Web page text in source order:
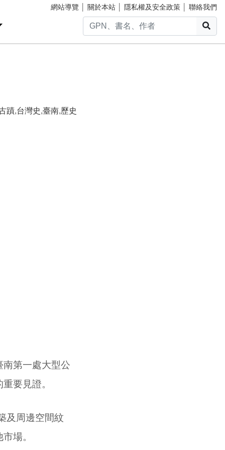
網站導覽 關於本站 隱私權及安全政策 聯絡我們
蹟,台灣史,臺南,歷史
第一處大型公
要見證。
及周邊空間紋
場。